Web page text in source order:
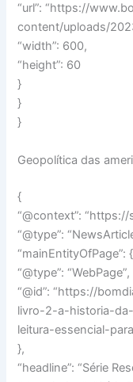
“url”: “https://
content/uploads/
“width”: 600,
“height”: 60
}
}
}
Geopolítica das
{
“@context”: “https://
“@type”:
“mainEntityOfPage”: {
“@type”: “WebPage”,
“@id”: “https://
livro-2-a-historia-
leitura-essencial-
},
“headline”: “Série